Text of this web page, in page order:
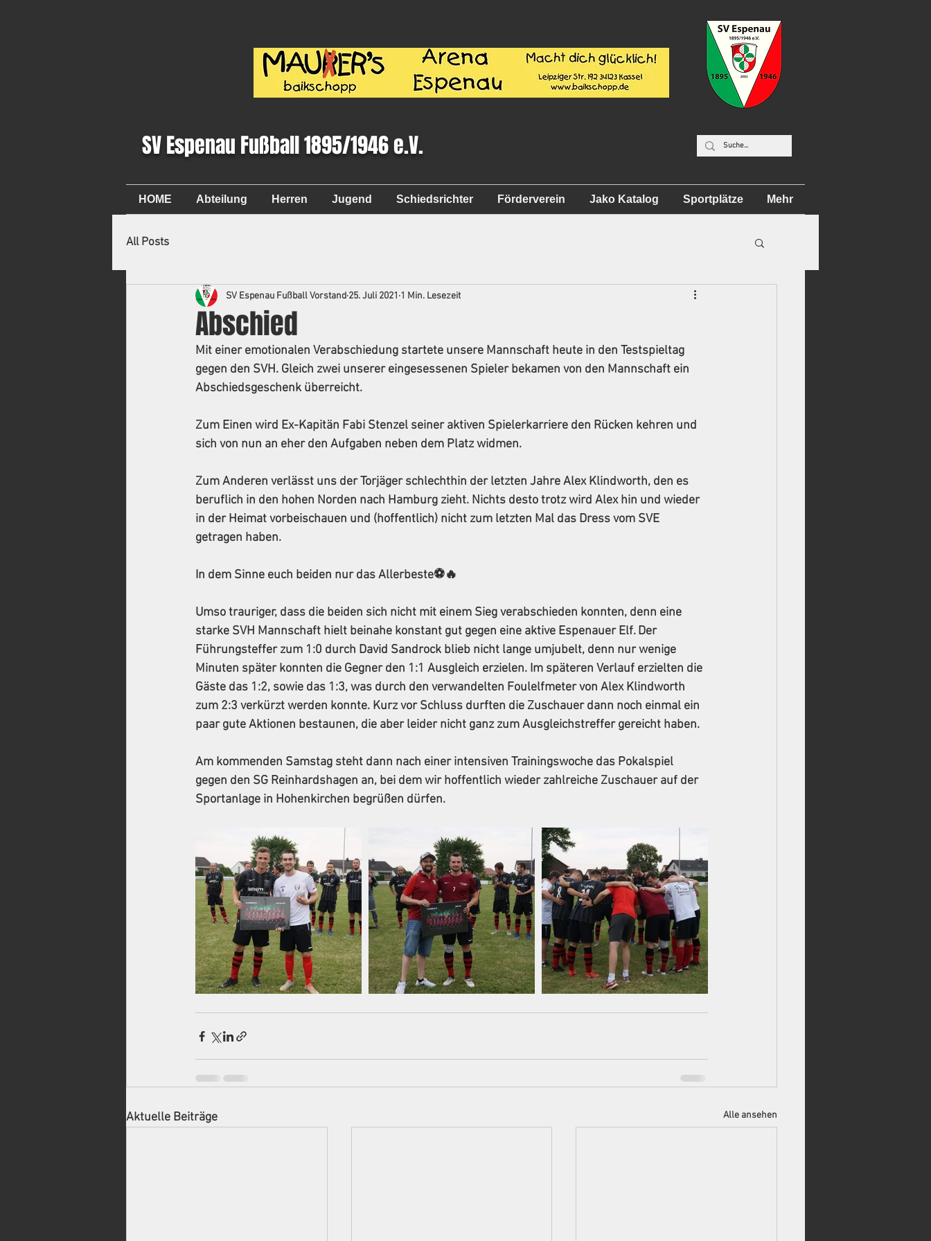
SV Espenau Fußball 1895/1946 e.V.
HOME Abteilung Herren Jugend Schiedsrichter Förderverein Jako Katalog Sportplätze Mehr
All Posts
Abschied
SV Espenau Fußball Vorstand 25. Juli 2021 1 Min. Lesezeit
Mit einer emotionalen Verabschiedung startete unsere Mannschaft heute in den Testspieltag
gegen den SVH. Gleich zwei unserer eingesessenen Spieler bekamen von den Mannschaft ein
Abschiedsgeschenk überreicht.
Zum Einen wird Ex-Kapitän Fabi Stenzel seiner aktiven Spielerkarriere den Rücken kehren und
sich von nun an eher den Aufgaben neben dem Platz widmen.
Zum Anderen verlässt uns der Torjäger schlechthin der letzten Jahre Alex Klindworth, den es
beruflich in den hohen Norden nach Hamburg zieht. Nichts desto trotz wird Alex hin und wieder
in der Heimat vorbeischauen und (hoffentlich) nicht zum letzten Mal das Dress vom SVE
getragen haben.
In dem Sinne euch beiden nur das Allerbeste⚽️🔥
Umso trauriger, dass die beiden sich nicht mit einem Sieg verabschieden konnten, denn eine
starke SVH Mannschaft hielt beinahe konstant gut gegen eine aktive Espenauer Elf. Der
Führungsteffer zum 1:0 durch David Sandrock blieb nicht lange umjubelt, denn nur wenige
Minuten später konnten die Gegner den 1:1 Ausgleich erzielen. Im späteren Verlauf erzielten die
Gäste das 1:2, sowie das 1:3, was durch den verwandelten Foulelfmeter von Alex Klindworth
zum 2:3 verkürzt werden konnte. Kurz vor Schluss durften die Zuschauer dann noch einmal ein
paar gute Aktionen bestaunen, die aber leider nicht ganz zum Ausgleichstreffer gereicht haben.
Am kommenden Samstag steht dann nach einer intensiven Trainingswoche das Pokalspiel
gegen den SG Reinhardshagen an, bei dem wir hoffentlich wieder zahlreiche Zuschauer auf der
Sportanlage in Hohenkirchen begrüßen dürfen.
Aktuelle Beiträge Alle ansehen